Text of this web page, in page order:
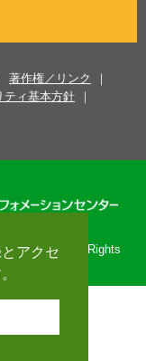
アクセ
著作権／リンク
ティ基本方針
Center. All Rights